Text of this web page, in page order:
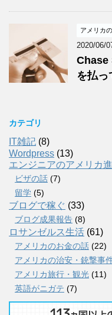
アメリカ
2020/06/
Chase
を払っ
カテゴリ
IT雑記 (8)
Wordpress (13)
エンジニアのアメリカ
ビザの話 (7)
留学 (5)
ブログで稼ぐ (33)
ブログ成果報告 (8)
ロサンゼルス生活 (61)
アメリカのお金の話 (22)
アメリカの治安・銃撃事
アメリカ旅行・観光 (11)
英語がニガテ (7)